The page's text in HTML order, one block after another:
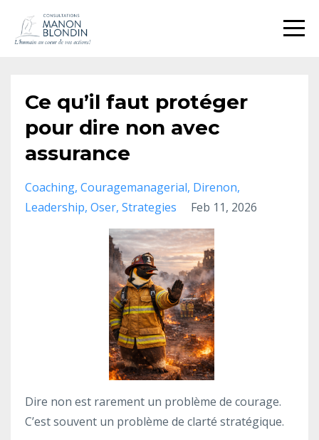
Ce qu’il faut protéger
pour dire non avec
assurance
Coaching Couragemanagerial Direnon
Leadership Oser Strategies Feb 11, 2026
Dire non est rarement un problème de courage.
C’est souvent un problème de clarté stratégique.